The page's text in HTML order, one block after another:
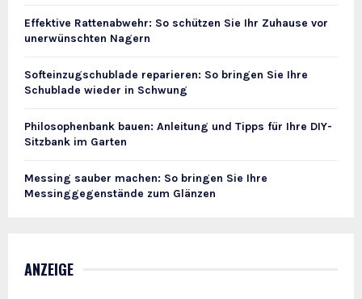
Effektive Rattenabwehr: So schützen Sie Ihr Zuhause vor
unerwünschten Nagern
Softeinzugschublade reparieren: So bringen Sie Ihre
Schublade wieder in Schwung
Philosophenbank bauen: Anleitung und Tipps für Ihre DIY-
Sitzbank im Garten
Messing sauber machen: So bringen Sie Ihre
Messinggegenstände zum Glänzen
ANZEIGE